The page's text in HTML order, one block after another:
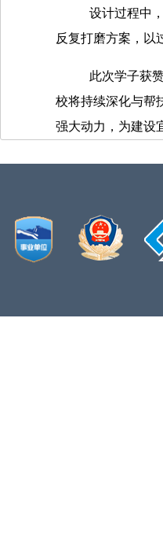
设计过程中
反复打磨方案，以
此次学子获
校将持续深化与帮
强大动力，为建设